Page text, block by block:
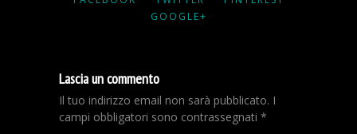
GOOGLE+
Lascia un commento
Il tuo indirizzo email non sarà pubblicato. I
campi obbligatori sono contrassegnati *